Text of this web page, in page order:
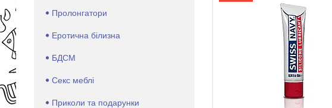
Пролонгатори
Еротична білизна
БДСМ
Секс меблі
Приколи та подарунки